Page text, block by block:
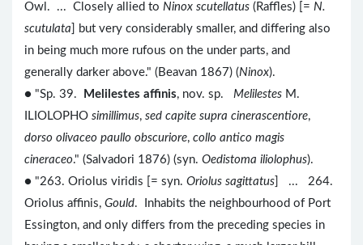
Owl. ... Closely allied to Ninox scutellatus (Raffles) [= N.
scutulata ] but very considerably smaller, and differing also
in being much more rufous on the under parts, and
generally darker above." (Beavan 1867) (Ninox).
● "Sp. 39.
Melilestes affinis, nov. sp. Melilestes M.
ILIOLOPHO simillimus, sed capite supra cinerascentiore,
dorso olivaceo paullo obscuriore, collo antico magis
cineraceo." (Salvadori 1876) (syn. Oedistoma iliolophus).
● "263. Oriolus viridis [= syn. Oriolus sagittatus ] ... 264.
Oriolus affinis, Gould. Inhabits the neighbourhood of Port
Essington, and only differs from the preceding species in